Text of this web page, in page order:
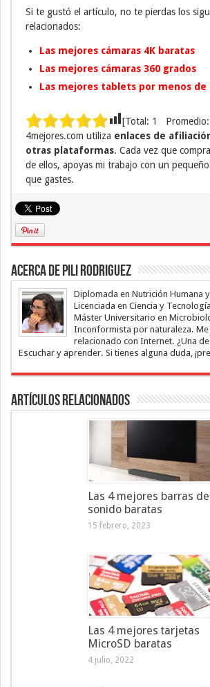
Si te gustó el artículo, no te pierdas los
relacionados:
Las mejores cámaras 4K baratas
Las mejores cámaras 360 grados
Las mejores tablets por menos de
[Total: 1 Promedio:
4mejores.com utiliza enlaces de
otras plataformas. Cada vez que
de ellos, apoyas mi trabajo con un
que gastes.
Acerca de Pili Rodriguez
Diplomada en Nutrición Humana
Licenciada en Ciencia y
Máster Universitario en
Inconformista por naturaleza.
relacionado con Internet. ¿Una
Escuchar y aprender. Si tienes alguna duda,
Artículos Relacionados
Las 4 mejores barras de
sonido baratas
15 febrero, 2023
Las 4 mejores tarjetas
MicroSD baratas
4 julio, 2022